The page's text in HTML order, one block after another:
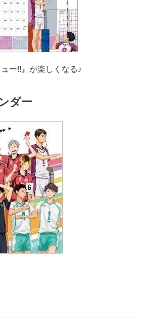
ー!!』が楽しくなる♪
ダー